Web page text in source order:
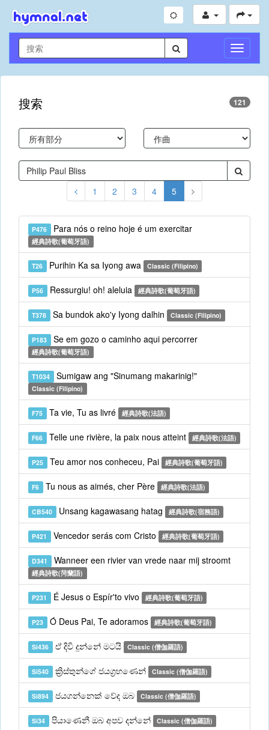
切
換
導
搜索 121
1 2 3 4 5
P476 Para nós o reino hoje é um exercitar
經典詩歌(葡萄牙語)
T26 Purihin Ka sa Iyong awa Classic (Filipino)
P56 Ressurgiu! oh! aleluia 經典詩歌(葡萄牙語)
T378 Sa bundok ako'y Iyong dalhin Classic (Filipino)
P183 Se em gozo o caminho aqui percorrer
經典詩歌(葡萄牙語)
T1034 Sumigaw ang "Sinumang makarinig!"
Classic (Filipino)
F75 Ta vie, Tu as livré 經典詩歌(法語)
F66 Telle une rivière, la paix nous atteint 經典詩歌(法語)
P25 Teu amor nos conheceu, Pai 經典詩歌(葡萄牙語)
F6 Tu nous as aimés, cher Père 經典詩歌(法語)
CB540 Unsang kagawasang hatag 經典詩歌(宿務語)
P421 Vencedor serás com Cristo 經典詩歌(葡萄牙語)
D341 Wanneer een rivier van vrede naar mij stroomt
經典詩歌(菏蘭語)
P231 É Jesus o Espír'to vivo 經典詩歌(葡萄牙語)
P23 Ó Deus Pai, Te adoramos 經典詩歌(葡萄牙語)
Si436 ඒ දිවි දුන්නේ මටයි Classic (僧伽羅語)
Si540 ක්‍රිස්තුන්ගේ ජයග්‍රහණෙන් Classic (僧伽羅語)
Si894 ජයගන්නෙක් වේද ඔබ Classic (僧伽羅語)
Si34 පියාණෙනී ඔබ අපව දන්නේ Classic (僧伽羅語)